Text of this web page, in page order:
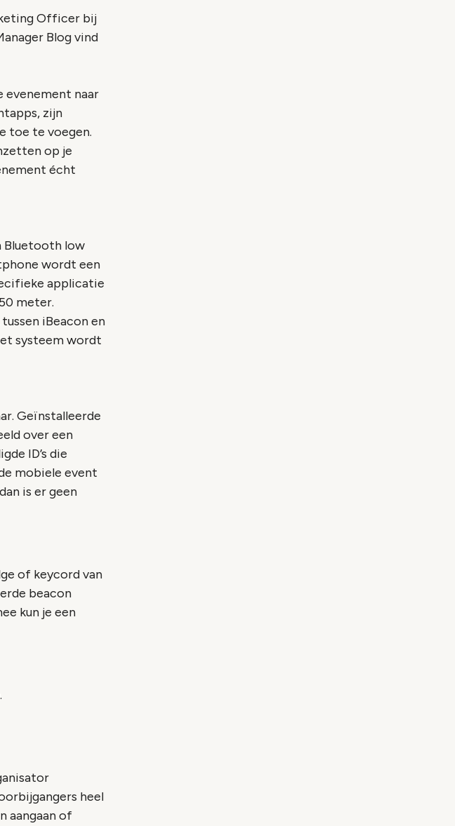
Officer bij
Blog vind
evenement naar
zijn
toe te voegen.
op je
écht
Bluetooth low
wordt een
applicatie
meter.
iBeacon en
systeem wordt
Geïnstalleerde
over een
ID’s die
mobiele event
is er geen
of keycord van
beacon
kun je een
heel
aangaan of